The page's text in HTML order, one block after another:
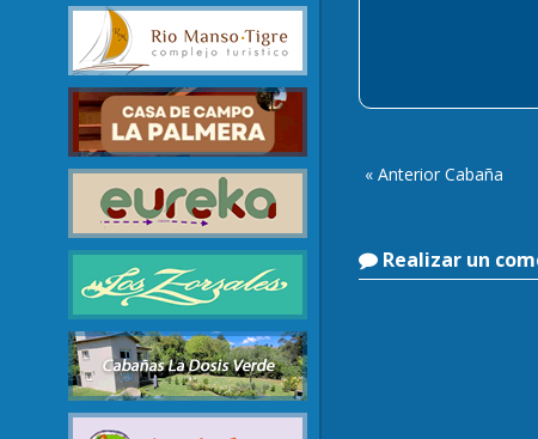
« Anterior Cabaña
Realizar un